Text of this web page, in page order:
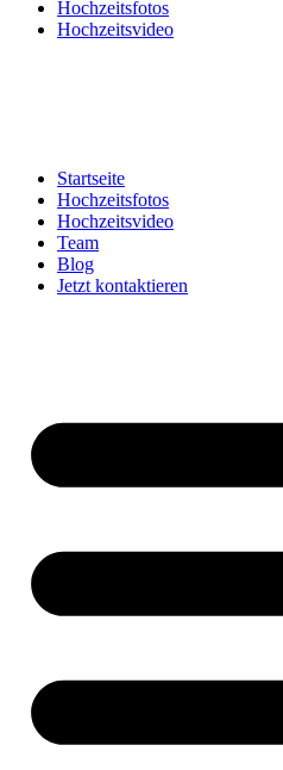
Hochzeitsfotos
Hochzeitsvideo
Startseite
Hochzeitsfotos
Hochzeitsvideo
Team
Blog
Jetzt kontaktieren